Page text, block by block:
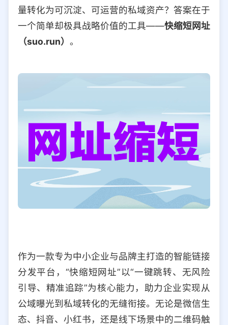
量转化为可沉淀、可运营的私域资产？答案在于
一个简单却极具战略价值的工具——快缩短网址
（suo.run） 。
作为一款专为中小企业与品牌主打造的智能链接
分发平台，“快缩短网址”以“一键跳转、无风险
引导、精准追踪”为核心能力，助力企业实现从
公域曝光到私域转化的无缝衔接。无论是微信生
态、抖音、小红书，还是线下场景中的二维码触